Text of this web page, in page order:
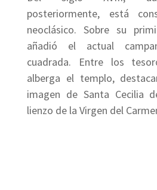
posteriormente, está
neoclásico. Sobre su
añadió el actual
cuadrada. Entre los
alberga el templo,
imagen de Santa Cecilia
lienzo de la Virgen del